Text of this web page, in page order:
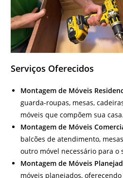
Serviços Oferecidos
Montagem de Móveis
guarda-roupas, mesas,
móveis que compõem sua casa.
Montagem de Móveis
balcões de atendimento,
outro móvel necessário para o
Montagem de Móveis
móveis planejados,